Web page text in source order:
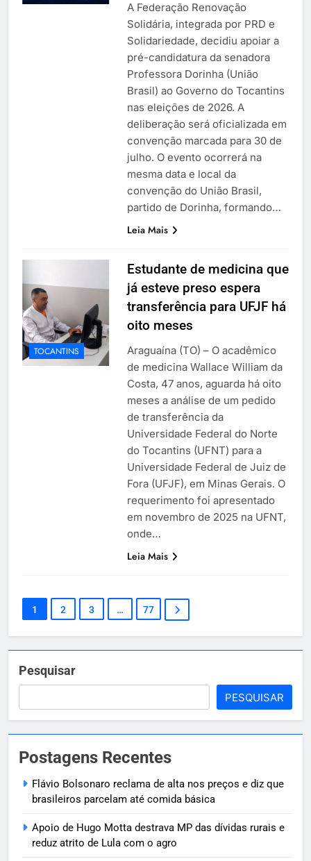
A Federação Renovação
Solidária, integrada por PRD e
Solidariedade, decidiu apoiar a
pré-candidatura da senadora
Professora Dorinha (União
Brasil) ao Governo do Tocantins
nas eleições de 2026. A
deliberação será oficializada em
convenção marcada para 30 de
julho. O evento ocorrerá na
mesma data e local da
convenção do União Brasil,
partido de Dorinha, formando…
Leia Mais
TOCANTINS
Estudante de medicina que
já esteve preso espera
transferência para UFJF há
oito meses
Araguaína (TO) – O acadêmico
de medicina Wallace William da
Costa, 47 anos, aguarda há oito
meses a análise de um pedido
de transferência da
Universidade Federal do Norte
do Tocantins (UFNT) para a
Universidade Federal de Juiz de
Fora (UFJF), em Minas Gerais. O
requerimento foi apresentado
em novembro de 2025 na UFNT,
onde…
Leia Mais
1 2 3 … 77
Pesquisar
PESQUISAR
Postagens Recentes
Flávio Bolsonaro reclama de alta nos preços e diz que
brasileiros parcelam até comida básica
Apoio de Hugo Motta destrava MP das dívidas rurais e
reduz atrito de Lula com o agro